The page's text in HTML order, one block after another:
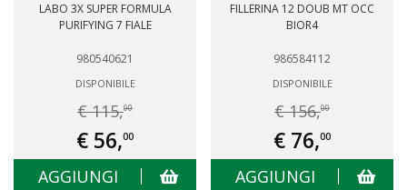
LABO 3X SUPER FORMULA
PURIFYING 7 FIALE
980540621
DISPONIBILE
€ 115,00
€ 56,00
AGGIUNGI
FILLERINA 12 DOUB MT OCC
BIOR4
986584112
DISPONIBILE
€ 156,00
€ 76,00
AGGIUNGI